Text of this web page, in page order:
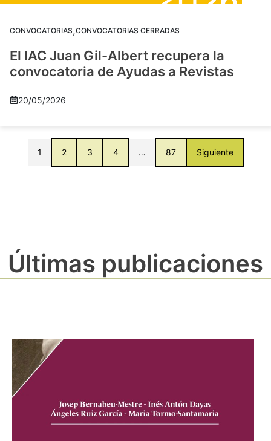
CONVOCATORIAS,CONVOCATORIAS CERRADAS
El IAC Juan Gil-Albert recupera la
convocatoria de Ayudas a Revistas
20/05/2026
1 2 3 4 … 87 Siguiente
Últimas publicaciones